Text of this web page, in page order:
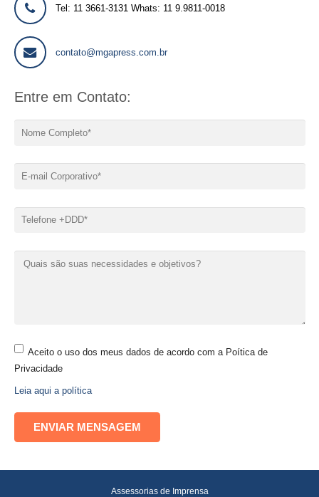
Tel: 11 3661-3131 Whats: 11 9.9811-0018
contato@mgapress.com.br
Entre em Contato:
Aceito o uso dos meus dados de acordo com a Poítica de
Privacidade
Leia aqui a política
Assessorias de Imprensa